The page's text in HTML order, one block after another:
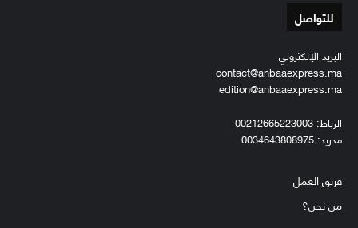
للتواصل
البريد الإلكتروني
contact@anbaaexpress.ma
edition@anbaaexpress.ma
الرباط: 00212665223003
مدريد: 0034643808975
فريق العمل
من نحن؟